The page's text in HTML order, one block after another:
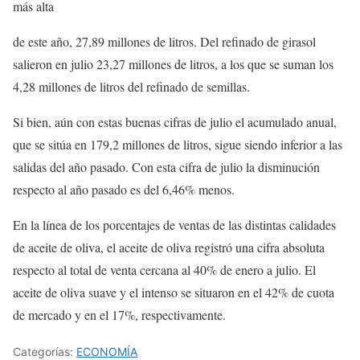
más alta
de este año, 27,89 millones de litros. Del refinado de girasol
salieron en julio 23,27 millones de litros, a los que se suman los
4,28 millones de litros del refinado de semillas.
Si bien, aún con estas buenas cifras de julio el acumulado anual,
que se sitúa en 179,2 millones de litros, sigue siendo inferior a las
salidas del año pasado. Con esta cifra de julio la disminución
respecto al año pasado es del 6,46% menos.
En la línea de los porcentajes de ventas de las distintas calidades
de aceite de oliva, el aceite de oliva registró una cifra absoluta
respecto al total de venta cercana al 40% de enero a julio. El
aceite de oliva suave y el intenso se situaron en el 42% de cuota
de mercado y en el 17%, respectivamente.
Categorías: ECONOMÍA